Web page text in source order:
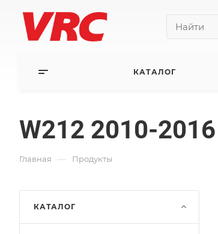
КАТАЛОГ
W212 2010-2016
Главная — Продукты
КАТАЛОГ